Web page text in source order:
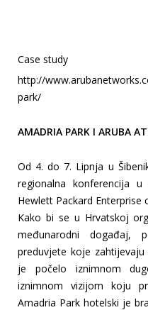
Case study
http://
park/
AMADRIA PARK I ARUBA
Od 4. do 7. Lipnja u
regionalna konferencija
Hewlett Packard Enterprise
Kako bi se u Hrvatskoj
međunarodni događaj,
preduvjete koje
je počelo iznimnom
iznimnom vizijom koju
Amadria Park hotelski je